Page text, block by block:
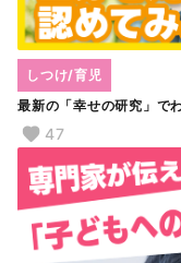
最新の「幸せの研究」で
しつけ/育児
47